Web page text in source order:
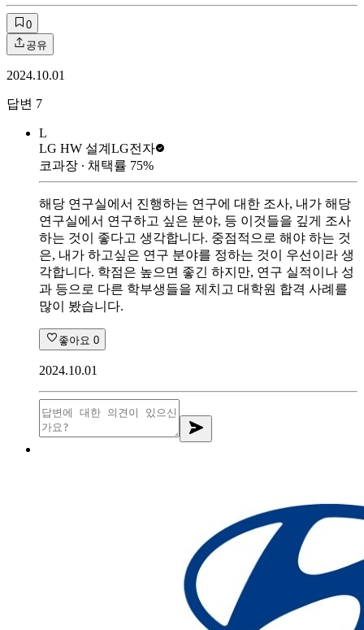
0
공유
2024.10.01
답변 7
L
LG HW 설계 LG전자
코과장 ∙ 채택률 75%
해당 연구실에서 진행하는 연구에 대한 조사, 내가 해당
연구실에서 연구하고 싶은 분야, 등 이것들을 깊게 조사
하는 것이 좋다고 생각합니다. 중점적으로 해야 하는 것
은, 내가 하고싶은 연구 분야를 정하는 것이 우선이라 생
각합니다. 학점은 높으면 좋긴 하지만, 연구 실적이나 성
과 등으로 다른 학부생들을 제치고 대학원 합격 사례를
많이 봤습니다.
좋아요 0
2024.10.01